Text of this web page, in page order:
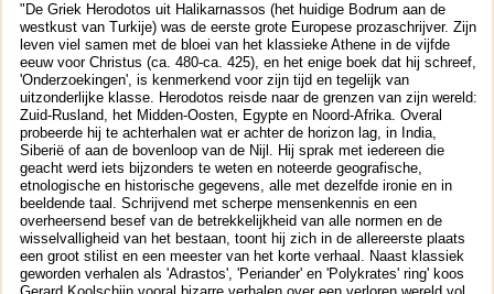
"De Griek Herodotos uit Halikarnassos (het huidige Bodrum aan de
westkust van Turkije) was de eerste grote Europese prozaschrijver. Zijn
leven viel samen met de bloei van het klassieke Athene in de vijfde
eeuw voor Christus (ca. 480-ca. 425), en het enige boek dat hij schreef,
'Onderzoekingen', is kenmerkend voor zijn tijd en tegelijk van
uitzonderlijke klasse. Herodotos reisde naar de grenzen van zijn wereld:
Zuid-Rusland, het Midden-Oosten, Egypte en Noord-Afrika. Overal
probeerde hij te achterhalen wat er achter de horizon lag, in India,
Siberië of aan de bovenloop van de Nijl. Hij sprak met iedereen die
geacht werd iets bijzonders te weten en noteerde geografische,
etnologische en historische gegevens, alle met dezelfde ironie en in
beeldende taal. Schrijvend met scherpe mensenkennis en een
overheersend besef van de betrekkelijkheid van alle normen en de
wisselvalligheid van het bestaan, toont hij zich in de allereerste plaats
een groot stilist en een meester van het korte verhaal. Naast klassiek
geworden verhalen als 'Adrastos', 'Periander' en 'Polykrates' ring' koos